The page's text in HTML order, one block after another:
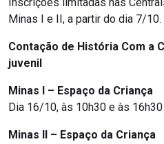
Minas I e II, a partir do dia 7/10.
Contação de História Com a
juvenil
Minas I – Espaço da Criança
Dia 16/10, às 10h30 e às 16h30
Minas II – Espaço da Criança